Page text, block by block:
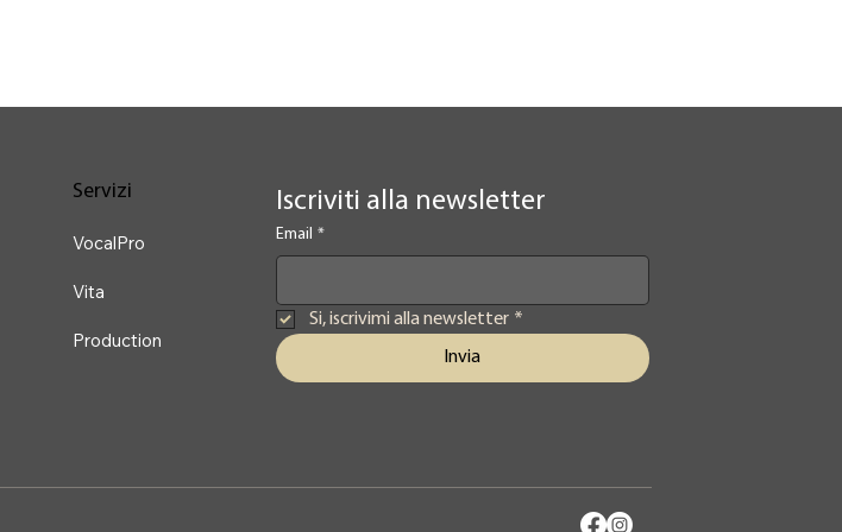
Iscriviti alla newsletter
Email *
Si, iscrivimi alla newsletter *
Invia
Servizi
VocalPro
Vita
Production